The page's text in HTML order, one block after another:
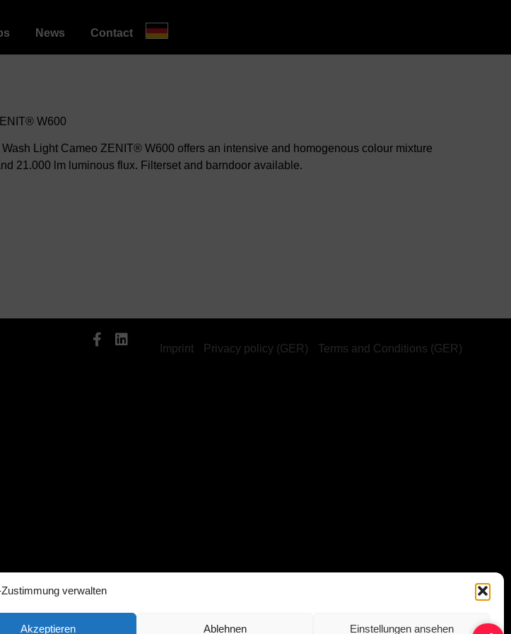
verwalten
Akzeptieren Ablehnen Einstellungen ansehen
News Contact
® W600
Light Cameo ZENIT® W600 offers an intensive and homogenous colour mixture
21.000 lm luminous flux. Filterset and barndoor available.
Imprint Privacy policy (GER) Terms and Conditions (GER)